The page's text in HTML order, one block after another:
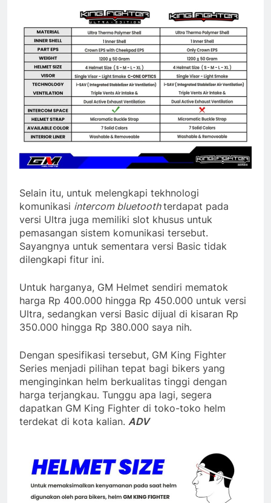
Selain itu, untuk melengkapi tekhnologi
komunikasi intercom bluetoothterdapat pada
versi Ultra juga memiliki slot khusus untuk
pemasangan sistem komunikasi tersebut.
Sayangnya untuk sementara versi Basic tidak
dilengkapi fitur ini.
Untuk harganya, GM Helmet sendiri mematok
harga Rp 400.000 hingga Rp 450.000 untuk versi
Ultra, sedangkan versi Basic dijual di kisaran Rp
350.000 hingga Rp 380.000 saya nih.
Dengan spesifikasi tersebut, GM King Fighter
Series menjadi pilihan tepat bagi bikers yang
menginginkan helm berkualitas tinggi dengan
harga terjangkau. Tunggu apa lagi, segera
dapatkan GM King Fighter di toko-toko helm
terdekat di kota kalian. ADV